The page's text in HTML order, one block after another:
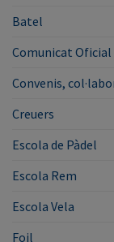
Batel
Comunicat Oficial
Convenis,
Creuers
Escola de Pàdel
Escola Rem
Escola Vela
Foil